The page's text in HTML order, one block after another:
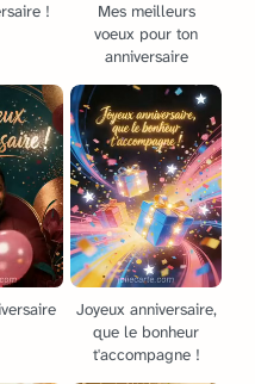
!
Mes meilleurs
voeux pour ton
anniversaire
Joyeux anniversaire,
que le bonheur
t'accompagne !